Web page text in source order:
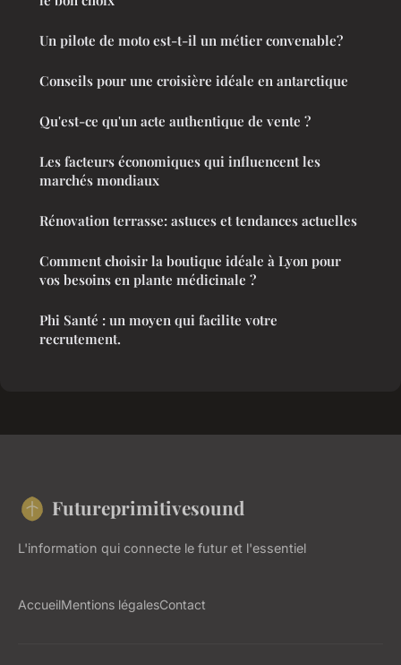
Un pilote de moto est-t-il un métier convenable?
Conseils pour une croisière idéale en antarctique
Qu'est-ce qu'un acte authentique de vente ?
Les facteurs économiques qui influencent les
marchés mondiaux
Rénovation terrasse: astuces et tendances actuelles
Comment choisir la boutique idéale à Lyon pour
vos besoins en plante médicinale ?
Phi Santé : un moyen qui facilite votre
recrutement.
Futureprimitivesound
L'information qui connecte le futur et l'essentiel
AccueilMentions légalesContact